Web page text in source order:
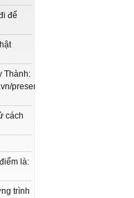
để
Thành:
present/show/entry_id/
cách
là:
trình